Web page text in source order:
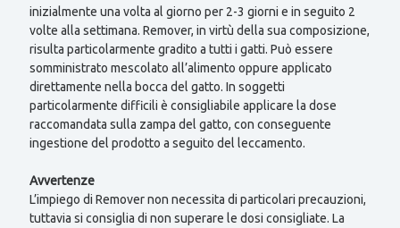
inizialmente una volta al giorno per 2-3 giorni e in seguito 2
volte alla settimana. Remover, in virtù della sua composizione,
risulta particolarmente gradito a tutti i gatti. Può essere
somministrato mescolato all’alimento oppure applicato
direttamente nella bocca del gatto. In soggetti
particolarmente difficili è consigliabile applicare la dose
raccomandata sulla zampa del gatto, con conseguente
ingestione del prodotto a seguito del leccamento.
Avvertenze
L’impiego di Remover non necessita di particolari precauzioni,
tuttavia si consiglia di non superare le dosi consigliate. La